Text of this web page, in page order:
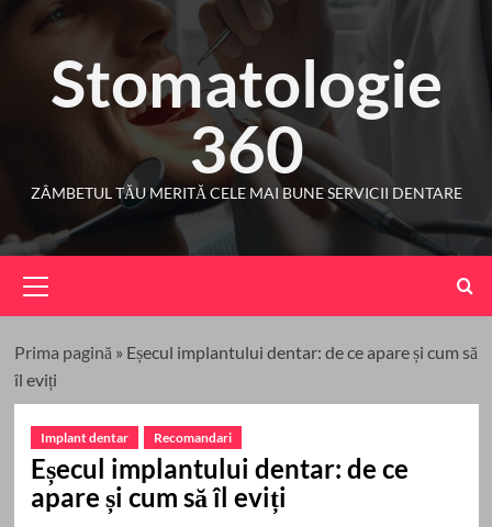
contentStomatologie
360
ZÂMBETUL TĂU MERITĂ CELE MAI BUNE SERVICII DENTARE
Menu
Prima pagină » Eșecul implantului dentar: de ce apare și cum să
îl eviți
Implant dentar Recomandari
Eșecul implantului dentar: de ce
apare și cum să îl eviți